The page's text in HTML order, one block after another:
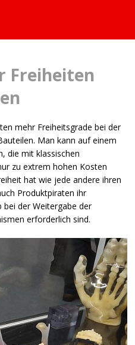
Freiheiten
mehr Freiheitsgrade bei der
Man kann auf einem
die mit klassischen
zu extrem hohen Kosten
hat wie jede andere ihren
Produktpiraten ihr
bei der Weitergabe der
erforderlich sind.